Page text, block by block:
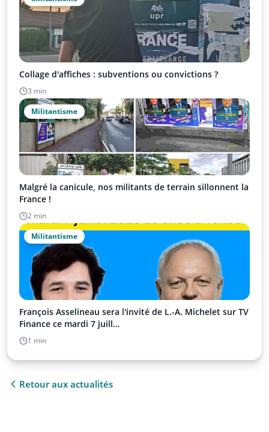
Collage d'affiches : subventions ou convictions ?
3 min
Militantisme
Malgré la canicule, nos militants de terrain sillonnent la
France !
2 min
Militantisme
François Asselineau sera l'invité de L.-A. Michelet sur TV
Finance ce mardi 7 juill…
1 min
Retour aux actualités